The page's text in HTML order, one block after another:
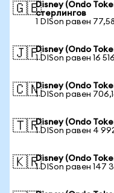
🇬🇧Disney (Ondo
стерлингов
1 DISon равен
🇯🇵Disney (Ondo
1 DISon равен 16
🇨🇳Disney (Ondo
1 DISon равен
🇹🇷Disney (Ondo
1 DISon равен 4
🇰🇷Disney (Ondo
1 DISon равен 147